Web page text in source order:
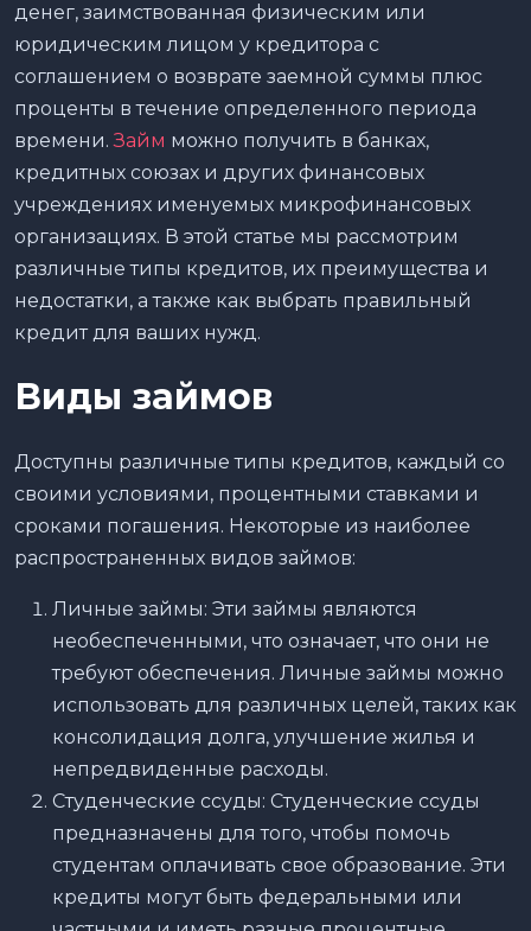
денег, заимствованная физическим или
юридическим лицом у кредитора с
соглашением о возврате заемной суммы плюс
проценты в течение определенного периода
времени.Займ можно получить в банках,
кредитных союзах и других финансовых
учреждениях именуемых микрофинансовых
организациях. В этой статье мы рассмотрим
различные типы кредитов, их преимущества и
недостатки, а также как выбрать правильный
кредит для ваших нужд.
Виды займов
Доступны различные типы кредитов, каждый со
своими условиями, процентными ставками и
сроками погашения. Некоторые из наиболее
распространенных видов займов:
Личные займы: Эти займы являются
необеспеченными, что означает, что они не
требуют обеспечения. Личные займы можно
использовать для различных целей, таких как
консолидация долга, улучшение жилья и
непредвиденные расходы.
Студенческие ссуды: Студенческие ссуды
предназначены для того, чтобы помочь
студентам оплачивать свое образование. Эти
кредиты могут быть федеральными или